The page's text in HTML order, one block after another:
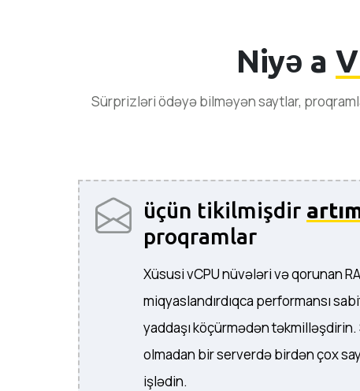
Niyə a
Sürprizləri ödəyə bilməyən saytlar,
üçün tikilmişdir
proqramlar
Xüsusi vCPU nüvələri və qorunan
miqyaslandırdıqca performansı
yaddaşı köçürmədən
olmadan bir serverdə birdən çox
işlədin.